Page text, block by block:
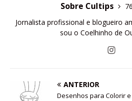
Sobre Cultips
Jornalista profissional e blogueiro
sou o Coelhinho de
ANTERIOR
Desenhos para Colorir e